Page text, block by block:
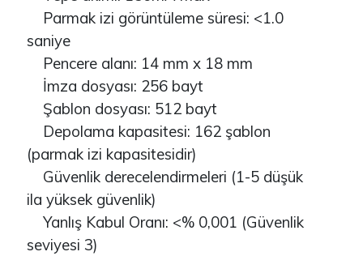
Parmak izi görüntüleme süresi: <1.0
saniye
Pencere alanı: 14 mm x 18 mm
İmza dosyası: 256 bayt
Şablon dosyası: 512 bayt
Depolama kapasitesi: 162 şablon
(parmak izi kapasitesidir)
Güvenlik derecelendirmeleri (1-5 düşük
ila yüksek güvenlik)
Yanlış Kabul Oranı: <% 0,001 (Güvenlik
seviyesi 3)